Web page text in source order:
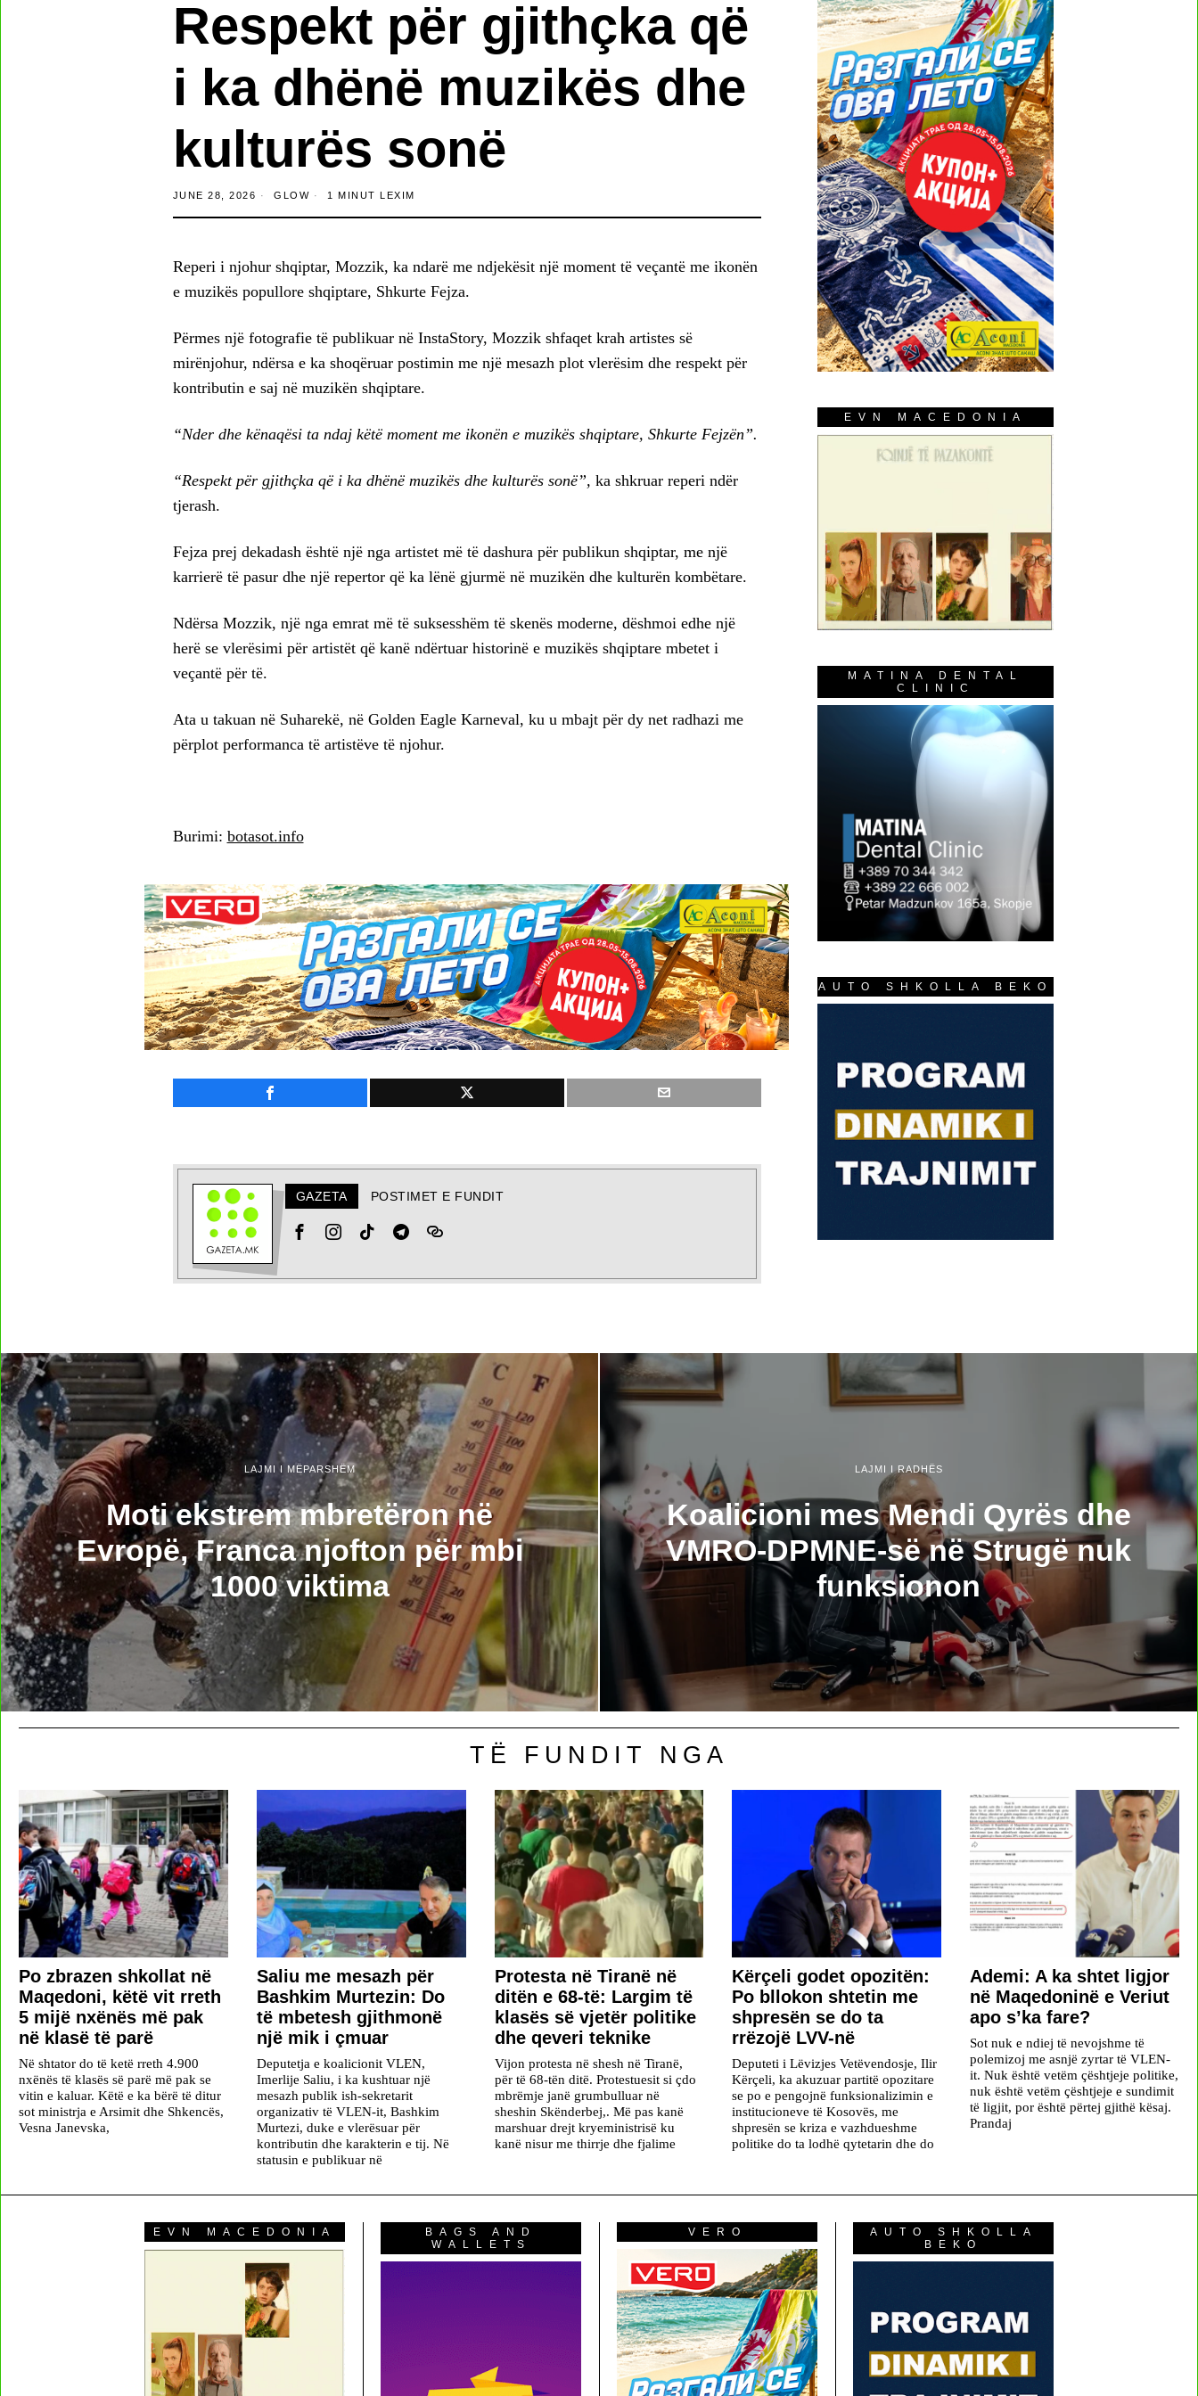
Respekt për gjithçka që
i ka dhënë muzikës dhe
kulturës sonë
JUNE 28, 2026 GLOW 1 MINUT LEXIM
Reperi i njohur shqiptar, Mozzik, ka ndarë me ndjekësit një moment të veçantë me ikonën
e muzikës popullore shqiptare, Shkurte Fejza.
Përmes një fotografie të publikuar në InstaStory, Mozzik shfaqet krah artistes së
mirënjohur, ndërsa e ka shoqëruar postimin me një mesazh plot vlerësim dhe respekt për
kontributin e saj në muzikën shqiptare.
“Nder dhe kënaqësi ta ndaj këtë moment me ikonën e muzikës shqiptare, Shkurte Fejzën”.
“Respekt për gjithçka që i ka dhënë muzikës dhe kulturës sonë”, ka shkruar reperi ndër
tjerash.
Fejza prej dekadash është një nga artistet më të dashura për publikun shqiptar, me një
karrierë të pasur dhe një repertor që ka lënë gjurmë në muzikën dhe kulturën kombëtare.
Ndërsa Mozzik, një nga emrat më të suksesshëm të skenës moderne, dëshmoi edhe një
herë se vlerësimi për artistët që kanë ndërtuar historinë e muzikës shqiptare mbetet i
veçantë për të.
Ata u takuan në Suharekë, në Golden Eagle Karneval, ku u mbajt për dy net radhazi me
përplot performanca të artistëve të njohur.
Burimi: botasot.info
GAZETA POSTIMET E FUNDIT
EVN MACEDONIA
MATINA DENTAL
CLINIC
AUTO SHKOLLA BEKO
LAJMI I MËPARSHËM
Moti ekstrem mbretëron në
Evropë, Franca njofton për mbi
1000 viktima
LAJMI I RADHËS
Koalicioni mes Mendi Qyrës dhe
VMRO-DPMNE-së në Strugë nuk
funksionon
TË FUNDIT NGA
Po zbrazen shkollat në
Maqedoni, këtë vit rreth
5 mijë nxënës më pak
në klasë të parë
Në shtator do të ketë rreth 4.900
nxënës të klasës së parë më pak se
vitin e kaluar. Këtë e ka bërë të ditur
sot ministrja e Arsimit dhe Shkencës,
Vesna Janevska,
Saliu me mesazh për
Bashkim Murtezin: Do
të mbetesh gjithmonë
një mik i çmuar
Deputetja e koalicionit VLEN,
Imerlije Saliu, i ka kushtuar një
mesazh publik ish-sekretarit
organizativ të VLEN-it, Bashkim
Murtezi, duke e vlerësuar për
kontributin dhe karakterin e tij. Në
statusin e publikuar në
Protesta në Tiranë në
ditën e 68-të: Largim të
klasës së vjetër politike
dhe qeveri teknike
Vijon protesta në shesh në Tiranë,
për të 68-tën ditë. Protestuesit si çdo
mbrëmje janë grumbulluar në
sheshin Skënderbej,. Më pas kanë
marshuar drejt kryeministrisë ku
kanë nisur me thirrje dhe fjalime
Kërçeli godet opozitën:
Po bllokon shtetin me
shpresën se do ta
rrëzojë LVV-në
Deputeti i Lëvizjes Vetëvendosje, Ilir
Kërçeli, ka akuzuar partitë opozitare
se po e pengojnë funksionalizimin e
institucioneve të Kosovës, me
shpresën se kriza e vazhdueshme
politike do ta lodhë qytetarin dhe do
Ademi: A ka shtet ligjor
në Maqedoninë e Veriut
apo s’ka fare?
Sot nuk e ndiej të nevojshme të
polemizoj me asnjë zyrtar të VLEN-
it. Nuk është vetëm çështjeje politike,
nuk është vetëm çështjeje e sundimit
të ligjit, por është përtej gjithë kësaj.
Prandaj
EVN MACEDONIA
BAGS AND
WALLETS
VERO
AUTO SHKOLLA
BEKO